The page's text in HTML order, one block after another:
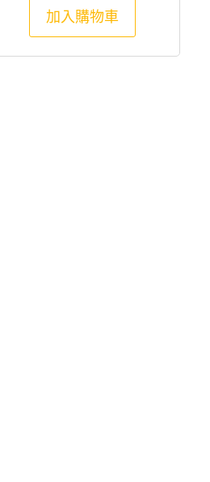
加入購物車